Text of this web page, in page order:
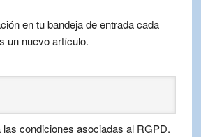
en tu bandeja de entrada cada
un nuevo artículo.
condiciones asociadas al RGPD.